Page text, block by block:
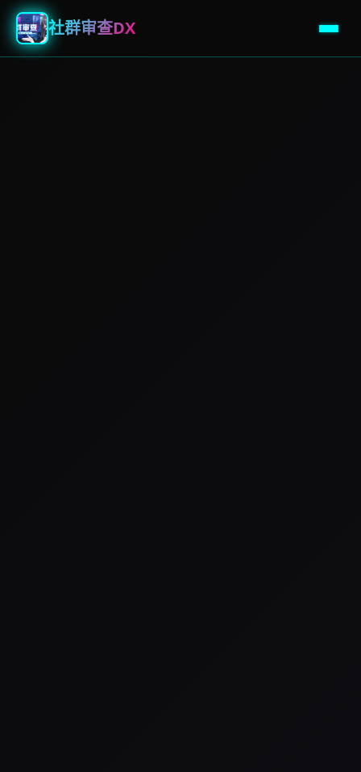
社群审查DX